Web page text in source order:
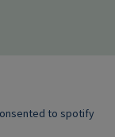
to spotify